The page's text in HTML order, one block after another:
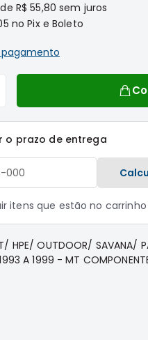
de R$ 55,80 sem juros
no Pix e Boleto
o prazo de entrega
itens que estão no carrinho
HPE/ OUTDOOR/ SAVANA/
A 1999 - MT